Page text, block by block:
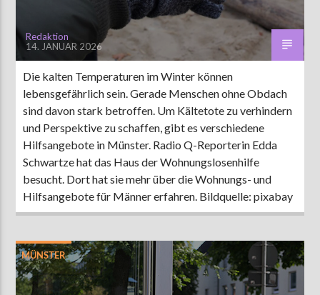
MOEBIUS
19:00 24:00
ZU HÖREN IN Münster 90,9 MHz Steinfurt103,9 MHz
Redaktion
14. JANUAR 2026
Die kalten Temperaturen im Winter können
lebensgefährlich sein. Gerade Menschen ohne Obdach
sind davon stark betroffen. Um Kältetote zu verhindern
und Perspektive zu schaffen, gibt es verschiedene
Hilfsangebote in Münster. Radio Q-Reporterin Edda
Schwartze hat das Haus der Wohnungslosenhilfe
besucht. Dort hat sie mehr über die Wohnungs- und
Hilfsangebote für Männer erfahren. Bildquelle: pixabay
MÜNSTER